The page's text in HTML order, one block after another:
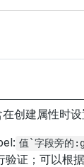
创建属性时设
值`字段旁的
证；可以根